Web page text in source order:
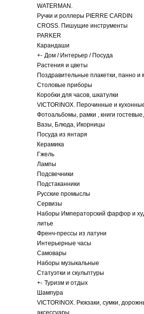
WATERMAN.
Ручки и роллеры PIERRE CARDIN
CROSS. Пишущие инструменты
PARKER
Карандаши
+- Дом / Интерьер / Посуда
Растения и цветы
Поздравительные плакетки, панно и
Столовые приборы
Коробки для часов, шкатулки
VICTORINOX. Перочинные и
Фотоальбомы, рамки , книги
Вазы, Блюда, Икорницы
Посуда из янтаря
Керамика
Гжель
Лампы
Подсвечники
Подстаканники
Русские промыслы
Сервизы
Наборы Императорский фарфор и
литье
Френч-прессы из латуни
Интерьерные часы
Самовары
Наборы музыкальные
Статуэтки и скульптуры
+- Туризм и отдых
Шампура
VICTORINOX. Рюкзаки, сумки,
аксессуары